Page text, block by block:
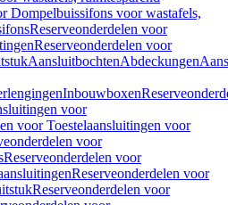
Dompelbuissifons voor wastafels,
Reserveonderdelen voor
Reserveonderdelen voor
AansluitbochtenAbdeckungen
Inbouwboxen
voor
voor Toestelaansluitingen voor
voor
Reserveonderdelen voor
Reserveonderdelen voor
Reserveonderdelen voor